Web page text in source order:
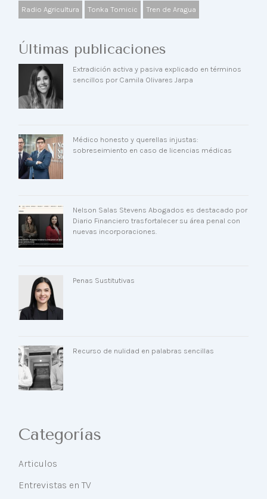
Radio Agricultura Tonka Tomicic Tren de Aragua
Últimas publicaciones
Extradición activa y pasiva explicado en términos
sencillos por Camila Olivares Jarpa
Médico honesto y querellas injustas:
sobreseimiento en caso de licencias médicas
Nelson Salas Stevens Abogados es destacado por
Diario Financiero trasfortalecer su área penal con
nuevas incorporaciones.
Penas Sustitutivas
Recurso de nulidad en palabras sencillas
Categorías
Articulos
Entrevistas en TV